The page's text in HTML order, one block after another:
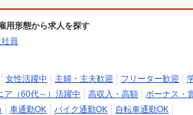
用形態から求人を探す
員
女性活躍中 主婦・主夫歓迎 フリーター歓迎
ア（60代～）活躍中 高収入・高額
ボーナス・
車通勤OK バイク通勤OK
自転車通勤OK